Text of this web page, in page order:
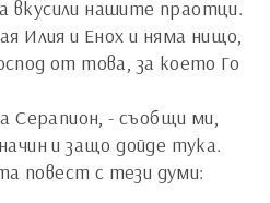
вкусили нашите праотци.
Илия и Енох и няма нищо,
от това, за което Го
Серапион, - съобщи ми,
и защо дойде тука.
повест с тези думи: